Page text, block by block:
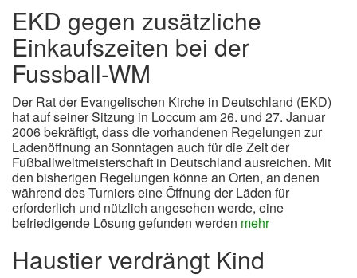
EKD gegen zusätzliche
Einkaufszeiten bei der
Fussball-WM
Der Rat der Evangelischen Kirche in Deutschland (EKD)
hat auf seiner Sitzung in Loccum am 26. und 27. Januar
2006 bekräftigt, dass die vorhandenen Regelungen zur
Ladenöffnung an Sonntagen auch für die Zeit der
Fußballweltmeisterschaft in Deutschland ausreichen. Mit
den bisherigen Regelungen könne an Orten, an denen
während des Turniers eine Öffnung der Läden für
erforderlich und nützlich angesehen werde, eine
befriedigende Lösung gefunden werden mehr
Haustier verdrängt Kind